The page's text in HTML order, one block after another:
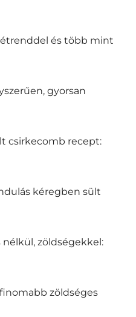
és több mint
gyorsan
csirkecomb recept:
kéregben sült
zöldségekkel:
zöldséges